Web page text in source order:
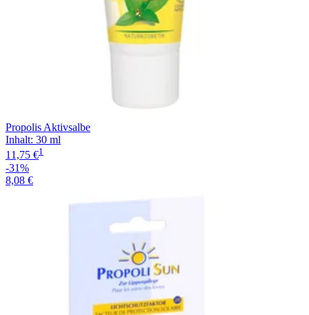
Propolis Aktivsalbe
Inhalt: 30 ml
11,75 €1
-31%
8,08 €